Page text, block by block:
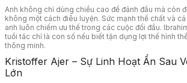
Anh không chỉ dùng chiều cao để đánh đầu mà còn
không một cách điêu luyện. Sức mạnh thể chất và
anh luôn chiếm ưu thế trong các cuộc đối đầu.
tuổi tác chỉ là con số nếu biết tận dụng lợi thế hình
thông minh.
Kristoffer Ajer – Sự Linh Hoạt Ẩn Sau
Lớn